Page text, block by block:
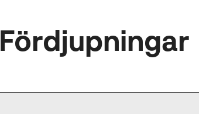
Fördjupningar